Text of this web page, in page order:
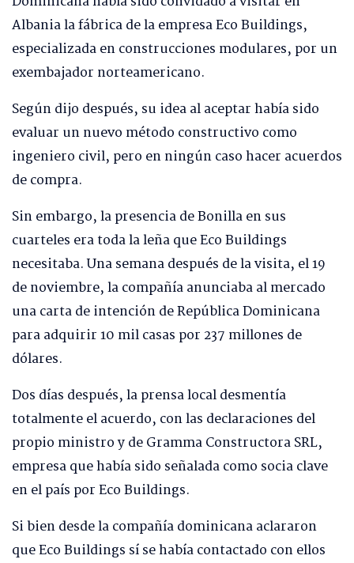
Albania la fábrica de la empresa Eco Buildings,
especializada en construcciones modulares, por un
exembajador norteamericano.
Según dijo después, su idea al aceptar había sido
evaluar un nuevo método constructivo como
ingeniero civil, pero en ningún caso hacer acuerdos
de compra.
Sin embargo, la presencia de Bonilla en sus
cuarteles era toda la leña que Eco Buildings
necesitaba. Una semana después de la visita, el 19
de noviembre, la compañía anunciaba al mercado
una carta de intención de República Dominicana
para adquirir 10 mil casas por 237 millones de
dólares.
Dos días después, la prensa local desmentía
totalmente el acuerdo, con las declaraciones del
propio ministro y de Gramma Constructora SRL,
empresa que había sido señalada como socia clave
en el país por Eco Buildings.
Si bien desde la compañía dominicana aclararon
que Eco Buildings sí se había contactado con ellos